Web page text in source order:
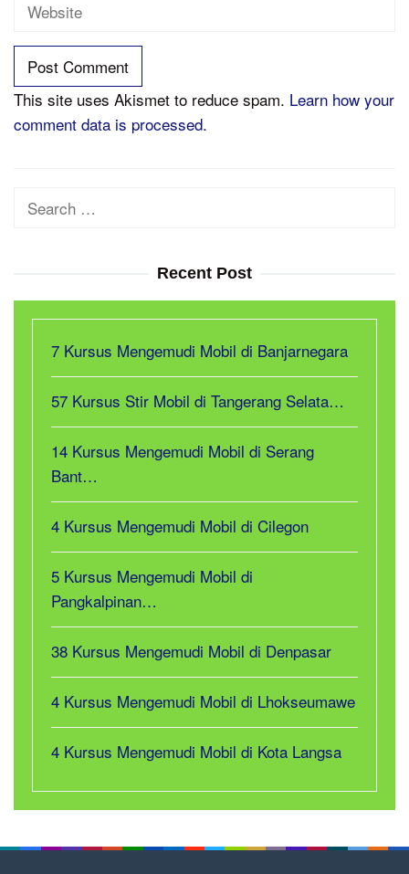
This site uses Akismet to reduce spam. Learn how your
comment data is processed.
Search
Recent Post
7 Kursus Mengemudi Mobil di Banjarnegara
57 Kursus Stir Mobil di Tangerang Selata…
14 Kursus Mengemudi Mobil di Serang
Bant…
4 Kursus Mengemudi Mobil di Cilegon
5 Kursus Mengemudi Mobil di
Pangkalpinan…
38 Kursus Mengemudi Mobil di Denpasar
4 Kursus Mengemudi Mobil di Lhokseumawe
4 Kursus Mengemudi Mobil di Kota Langsa